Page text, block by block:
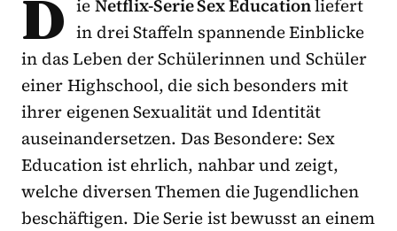
D ieNetflix-Serie Sex Educationliefert
in drei Staffeln spannende Einblicke
in das Leben der Schülerinnen und Schüler
einer Highschool, die sich besonders mit
ihrer eigenen Sexualität und Identität
auseinandersetzen. Das Besondere: Sex
Education ist ehrlich, nahbar und zeigt,
welche diversen Themen die Jugendlichen
beschäftigen. Die Serie ist bewusst an einem